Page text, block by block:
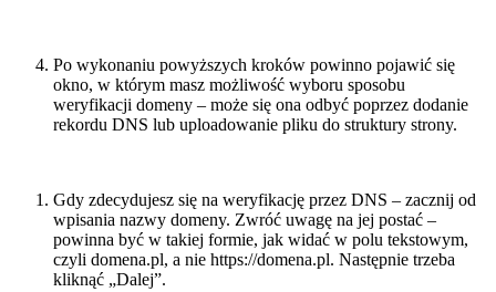
Po wykonaniu powyższych kroków powinno pojawić się
okno, w którym masz możliwość wyboru sposobu
weryfikacji domeny – może się ona odbyć poprzez dodanie
rekordu DNS lub uploadowanie pliku do struktury strony.
Gdy zdecydujesz się na weryfikację przez DNS – zacznij od
wpisania nazwy domeny. Zwróć uwagę na jej postać –
powinna być w takiej formie, jak widać w polu tekstowym,
czyli domena.pl, a nie https://domena.pl. Następnie trzeba
kliknąć „Dalej”.